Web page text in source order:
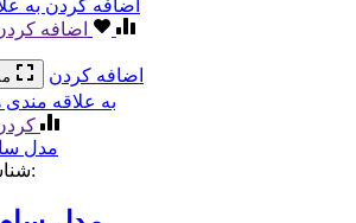
اضافه کردن به
اضافه
اضافه کردن
به علاقه مندی
شناسه محصول: